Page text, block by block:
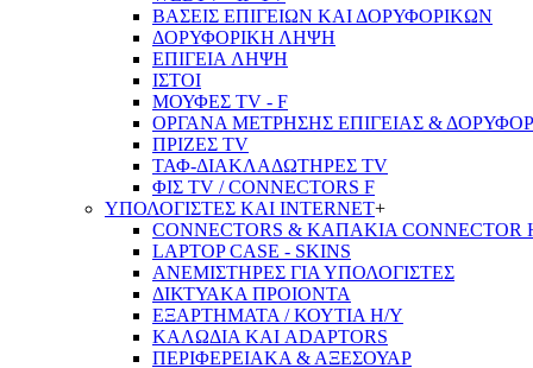
ΒΑΣΕΙΣ ΕΠΙΓΕΙΩΝ ΚΑΙ ΔΟΡΥΦΟΡΙΚΩΝ
ΔΟΡΥΦΟΡΙΚΗ ΛΗΨΗ
ΕΠΙΓΕΙA ΛΗΨΗ
ΙΣΤΟΙ
ΜΟΥΦΕΣ TV - F
ΟΡΓΑΝΑ ΜΕΤΡΗΣΗΣ ΕΠΙΓΕΙΑΣ &
ΠΡΙΖΕΣ TV
ΤΑΦ-ΔΙΑΚΛΑΔΩΤΗΡΕΣ TV
ΦΙΣ TV / CONNECTORS F
ΥΠΟΛΟΓΙΣΤΕΣ ΚΑΙ INTERNET+
CONNECTORS & ΚΑΠΑΚΙΑ CONNECTOR
LAPTOP CASE - SKINS
ΑΝΕΜΙΣΤΗΡΕΣ ΓΙΑ ΥΠΟΛΟΓΙΣΤΕΣ
ΔΙΚΤΥΑΚΑ ΠΡΟΙΟΝΤΑ
ΕΞΑΡΤΗΜΑΤΑ / ΚΟΥΤΙΑ Η/Υ
ΚΑΛΩΔΙΑ ΚΑΙ ADAPTORS
ΠΕΡΙΦΕΡΕΙΑΚΑ & ΑΞΕΣΟΥΑΡ